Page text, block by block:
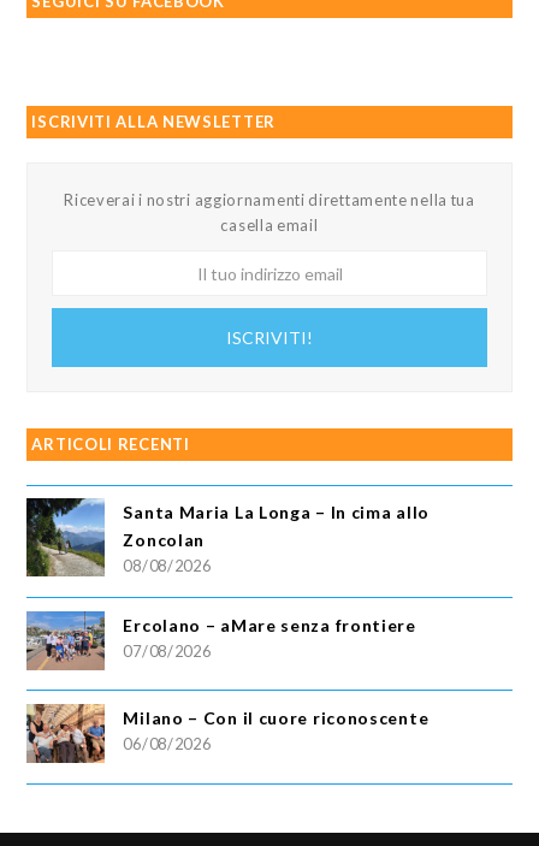
ISCRIVITI ALLA NEWSLETTER
Riceverai i nostri aggiornamenti direttamente nella tua
casella email
ISCRIVITI!
ARTICOLI RECENTI
Santa Maria La Longa – In cima allo
Zoncolan
08/08/2026
Ercolano – aMare senza frontiere
07/08/2026
Milano – Con il cuore riconoscente
06/08/2026